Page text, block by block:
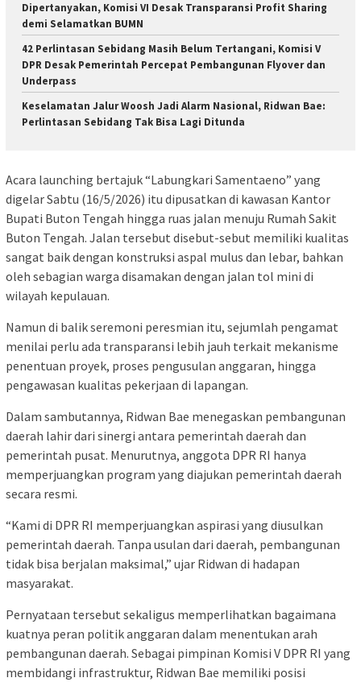
Dipertanyakan, Komisi VI Desak Transparansi Profit Sharing
demi Selamatkan BUMN
42 Perlintasan Sebidang Masih Belum Tertangani, Komisi V
DPR Desak Pemerintah Percepat Pembangunan Flyover dan
Underpass
Keselamatan Jalur Woosh Jadi Alarm Nasional, Ridwan Bae:
Perlintasan Sebidang Tak Bisa Lagi Ditunda
Acara launching bertajuk “Labungkari Samentaeno” yang
digelar Sabtu (16/5/2026) itu dipusatkan di kawasan Kantor
Bupati Buton Tengah hingga ruas jalan menuju Rumah Sakit
Buton Tengah. Jalan tersebut disebut-sebut memiliki kualitas
sangat baik dengan konstruksi aspal mulus dan lebar, bahkan
oleh sebagian warga disamakan dengan jalan tol mini di
wilayah kepulauan.
Namun di balik seremoni peresmian itu, sejumlah pengamat
menilai perlu ada transparansi lebih jauh terkait mekanisme
penentuan proyek, proses pengusulan anggaran, hingga
pengawasan kualitas pekerjaan di lapangan.
Dalam sambutannya, Ridwan Bae menegaskan pembangunan
daerah lahir dari sinergi antara pemerintah daerah dan
pemerintah pusat. Menurutnya, anggota DPR RI hanya
memperjuangkan program yang diajukan pemerintah daerah
secara resmi.
“Kami di DPR RI memperjuangkan aspirasi yang diusulkan
pemerintah daerah. Tanpa usulan dari daerah, pembangunan
tidak bisa berjalan maksimal,” ujar Ridwan di hadapan
masyarakat.
Pernyataan tersebut sekaligus memperlihatkan bagaimana
kuatnya peran politik anggaran dalam menentukan arah
pembangunan daerah. Sebagai pimpinan Komisi V DPR RI yang
membidangi infrastruktur, Ridwan Bae memiliki posisi